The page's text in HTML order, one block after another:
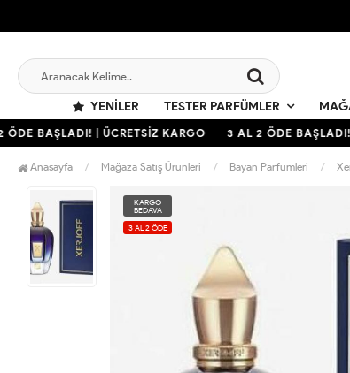
YENILER
TESTER PARFÜMLER
BAŞLADI! | ÜCRETSİZ KARGO 3 AL 2 ÖDE BAŞLADI!
Anasayfa Mağaza Satış Ürünleri Bayan Parfümleri
KARGO
BEDAVA
3 AL 2 ÖDE